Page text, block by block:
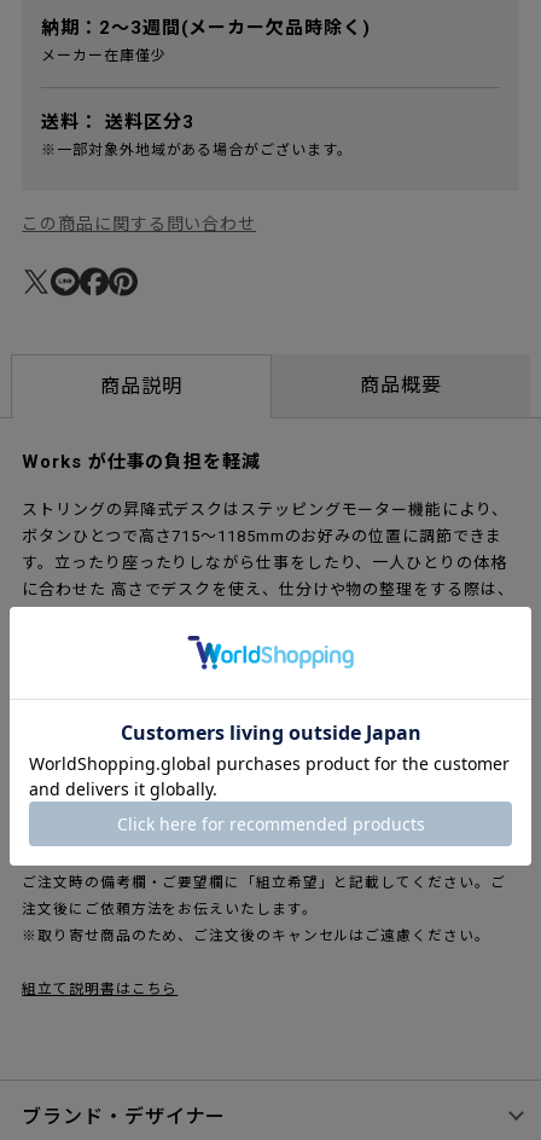
納期：2～3週間(メーカー欠品時除く)
メーカー在庫僅少
送料： 送料区分3
※一部対象外地域がある場合がございます。
この商品に関する問い合わせ
商品説明 商品概要
Works が仕事の負担を軽減
ストリングの昇降式デスクはステッピングモーター機能により、
ボタンひとつで高さ715～1185mmのお好みの位置に調節できま
す。立ったり座ったりしながら仕事をしたり、一人ひとりの体格
に合わせた 高さでデスクを使え、仕分けや物の整理をする際は、
のでミーティング用に、または自宅のダイニングテーブルとして
も違和感はなく、簡単な会議なら立ったまま、仕事が終わってち
ょっとしたカクテルパーティーを開く際にはバーカウンターとし
てもオススメです。 パーテーションや引き出しをオプションで取
【本商品はフレームと天板のセットとなります。その他のパー
ツ・付属品はオプション（別売）です。】
※開梱費、段ボール等の梱包材の引取りは送料に含まれております。
ご注文時の備考欄・ご要望欄に「組立希望」と記載してください。ご
注文後にご依頼方法をお伝えいたします。
※取り寄せ商品のため、ご注文後のキャンセルはご遠慮ください。
組立て説明書はこちら
ブランド・デザイナー